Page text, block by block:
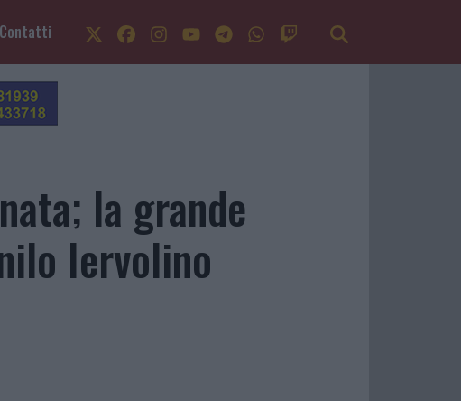
Contatti
la grande
Iervolino